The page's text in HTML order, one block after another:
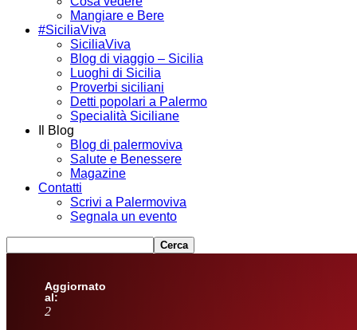
Mangiare e Bere
#SiciliaViva
SiciliaViva
Blog di viaggio – Sicilia
Luoghi di Sicilia
Proverbi siciliani
Detti popolari a Palermo
Specialità Siciliane
Il Blog
Blog di palermoviva
Salute e Benessere
Magazine
Contatti
Scrivi a Palermoviva
Segnala un evento
Aggiornato
al:
2